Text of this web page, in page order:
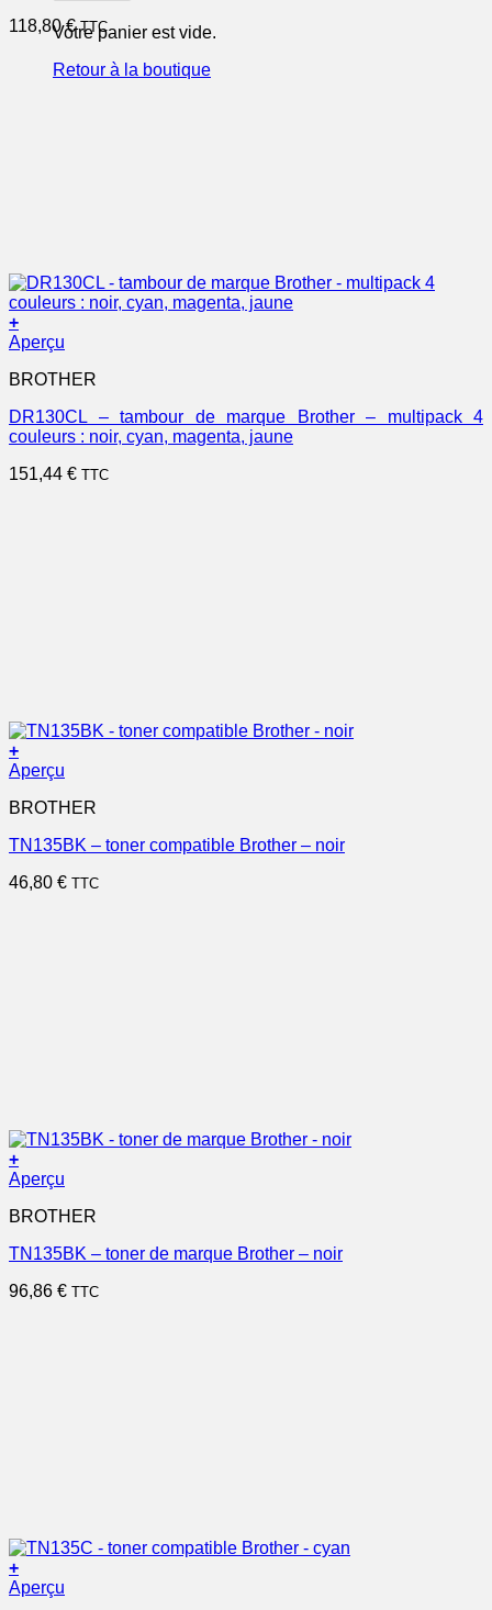
Votre panier est vide.
Retour à la boutique
118,80€ TTC
+
Aperçu
BROTHER
DR130CL – tambour de marque Brother – multipack 4
couleurs : noir, cyan, magenta, jaune
151,44 € TTC
+
Aperçu
BROTHER
TN135BK – toner compatible Brother – noir
46,80 € TTC
+
Aperçu
BROTHER
TN135BK – toner de marque Brother – noir
96,86 € TTC
+
Aperçu